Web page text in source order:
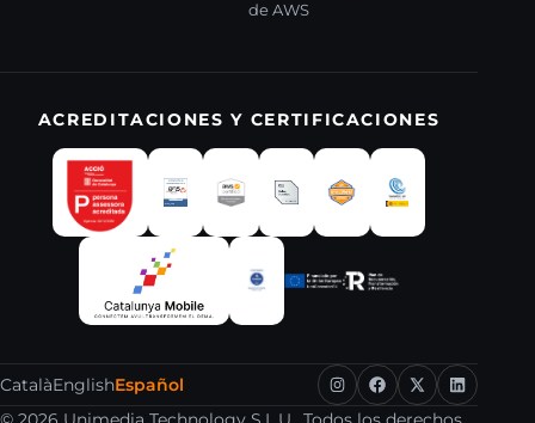
de AWS
ACREDITACIONES Y CERTIFICACIONES
CatalàEnglishEspañol
© 2026 Unimedia Technology S.L.U.. Todos los derechos